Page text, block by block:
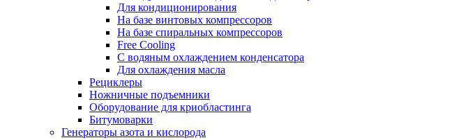
Для кондиционирования
На базе винтовых компрессоров
На базе спиральных компрессоров
Free Cooling
С водяным охлаждением конденсатора
Для охлаждения масла
Рециклеры
Ножничные подъемники
Оборудование для криобластинга
Битумоварки
Генераторы азота и кислорода